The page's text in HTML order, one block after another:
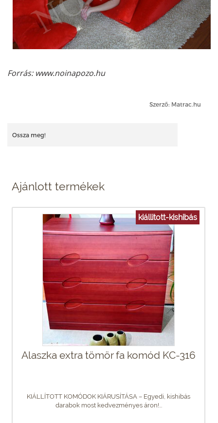
Forrás: www.noinapozo.hu
Szerző: Matrac.hu
Ossza meg!
Ajánlott termékek
kiállitott-kishibás
Alaszka extra tömör fa komód KC-316
KIÁLLÍTOTT KOMÓDOK KIÁRUSÍTÁSA – Egyedi, kishibás
darabok most kedvezményes áron!...